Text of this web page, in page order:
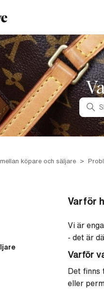
Sök
köpare och säljare
Varför
Vi är
- det är
Varför
Det finns
eller